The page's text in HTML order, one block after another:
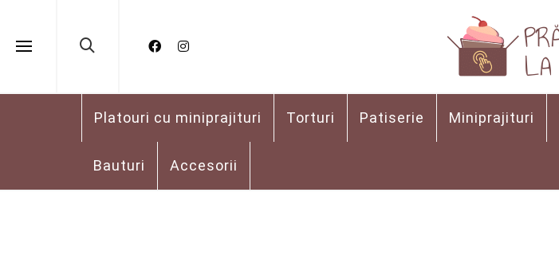
Platouri cu miniprajituri Torturi Patiserie Miniprajituri
Bauturi Accesorii